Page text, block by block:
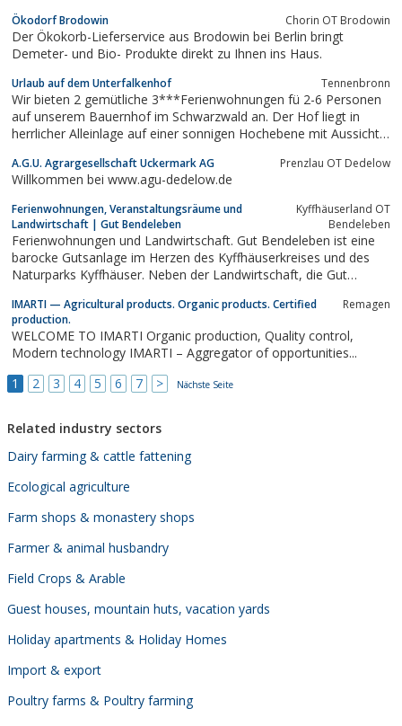
Forst- und Grünlandbetrieb mit Milchvieh und einer
Schwarzwälder Hausbrennerei. Im Stall stehen Milchkühe,...
Ökodorf Brodowin Chorin OT Brodowin
Der Ökokorb-Lieferservice aus Brodowin bei Berlin bringt
Demeter- und Bio- Produkte direkt zu Ihnen ins Haus.
Urlaub auf dem Unterfalkenhof Tennenbronn
Wir bieten 2 gemütliche 3***Ferienwohnungen fü 2-6 Personen
auf unserem Bauernhof im Schwarzwald an. Der Hof liegt in
herrlicher Alleinlage auf einer sonnigen Hochebene mit Aussicht
aktiven Bauernhof mit Kühen, Kälbern, Schweinen und Hühnern.
Spielplatz, Liegewiese...
A.G.U. Agrargesellschaft Uckermark AG Prenzlau OT Dedelow
Willkommen bei www.agu-dedelow.de
Ferienwohnungen, Veranstaltungsräume und
Landwirtschaft | Gut Bendeleben
Kyffhäuserland OT
Bendeleben
Ferienwohnungen und Landwirtschaft. Gut Bendeleben ist eine
barocke Gutsanlage im Herzen des Kyffhäuserkreises und des
Naturparks Kyffhäuser. Neben der Landwirtschaft, die Gut
Mietwohnungen, Ferienwohnungen und Veranstaltungsräume.
Die unter Denkmalschutz stehende Anlage aus...
IMARTI — Agricultural products. Organic products. Certified
production.
Remagen
WELCOME TO IMARTI Organic production, Quality control,
Modern technology IMARTI – Aggregator of opportunities...
1
2 3 4 5 6 7 > Nächste Seite
Related industry sectors
Dairy farming & cattle fattening
Ecological agriculture
Farm shops & monastery shops
Farmer & animal husbandry
Field Crops & Arable
Guest houses, mountain huts, vacation yards
Holiday apartments & Holiday Homes
Import & export
Poultry farms & Poultry farming